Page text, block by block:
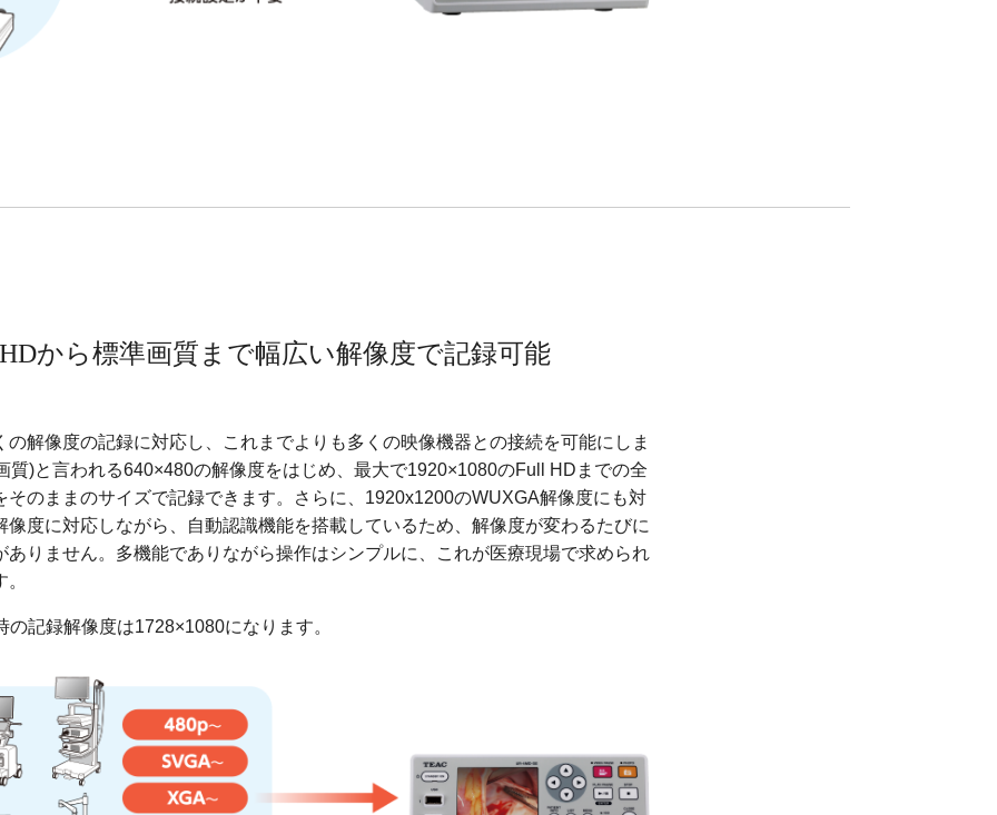
から標準画質まで幅広い解像度で記録可能
の解像度の記録に対応し、これまでよりも多くの映像機器との接続を可能にしま
質)と言われる640×480の解像度をはじめ、最大で1920×1080のFull HDまでの全
そのままのサイズで記録できます。さらに、1920x1200のWUXGA解像度にも対
像度に対応しながら、自動認識機能を搭載しているため、解像度が変わるたびに
ありません。多機能でありながら操作はシンプルに、これが医療現場で求められ
記録解像度は1728×1080になります。